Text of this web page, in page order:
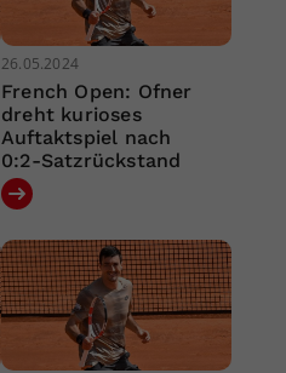
26.05.2024
French Open: Ofner
dreht kurioses
Auftaktspiel nach
0:2-Satzrückstand